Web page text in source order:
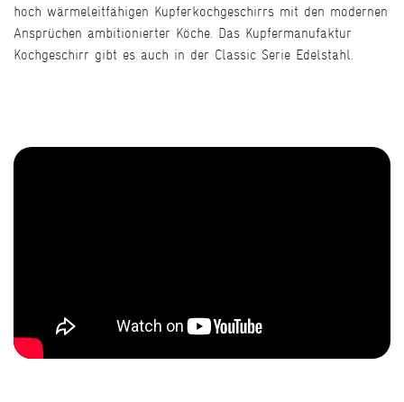
hoch wärmeleitfähigen Kupferkochgeschirrs mit den modernen
Ansprüchen ambitionierter Köche. Das Kupfermanufaktur
Kochgeschirr gibt es auch in der Classic Serie Edelstahl.